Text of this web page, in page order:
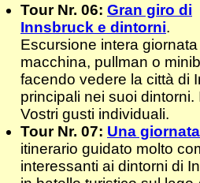
Tour Nr. 06: Gran giro di
Innsbruck e dintorni.
Escursione intera
macchina, pullman o
facendo vedere la città di
principali nei suoi
Vostri gusti individuali.
Tour Nr. 07: Una
itinerario guidato molto
interessanti ai dintorni di